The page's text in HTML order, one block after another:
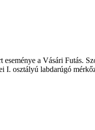
a Vásári Futás.
I. osztályú labdarúgó